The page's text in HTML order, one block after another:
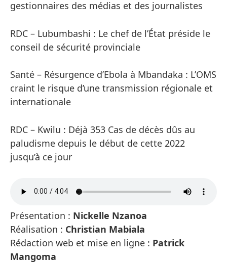
gestionnaires des médias et des journalistes
RDC – Lubumbashi : Le chef de l’État préside le
conseil de sécurité provinciale
Santé – Résurgence d’Ebola à Mbandaka : L’OMS
craint le risque d’une transmission régionale et
internationale
RDC – Kwilu : Déjà 353 Cas de décès dûs au
paludisme depuis le début de cette 2022
jusqu’à ce jour
Présentation : Nickelle Nzanoa
Réalisation : Christian Mabiala
Rédaction web et mise en ligne : Patrick
Mangoma